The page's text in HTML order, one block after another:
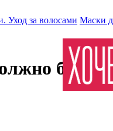
Уход за волосами Маски
быть